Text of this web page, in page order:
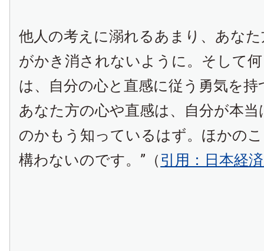
他人の考えに溺れるあまり、あな
がかき消されないように。そして
は、自分の心と直感に従う勇気を
あなた方の心や直感は、自分が本
のかもう知っているはず。ほかの
構わないのです。”（ 引用：日本経